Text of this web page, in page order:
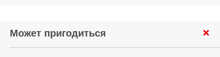
Может пригодиться